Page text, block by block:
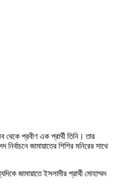
থেকে প্রবীণ এক প্রার্থী তিনি। তার
জামায়াতের শিশির মনিরের সাথে
জামায়াতে ইসলামীর প্রার্থী মোহাম্মদ